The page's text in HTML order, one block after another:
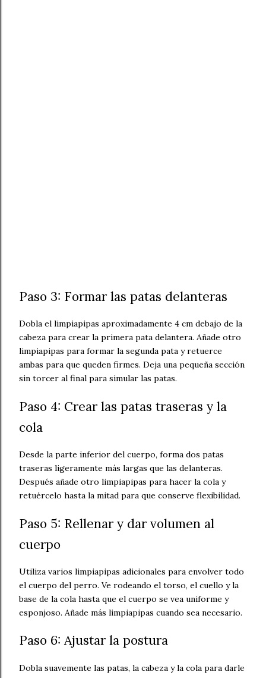
Paso 3: Formar las patas delanteras
Dobla el limpiapipas aproximadamente 4 cm debajo de la
cabeza para crear la primera pata delantera. Añade otro
limpiapipas para formar la segunda pata y retuerce
ambas para que queden firmes. Deja una pequeña sección
sin torcer al final para simular las patas.
Paso 4: Crear las patas traseras y la
cola
Desde la parte inferior del cuerpo, forma dos patas
traseras ligeramente más largas que las delanteras.
Después añade otro limpiapipas para hacer la cola y
retuércelo hasta la mitad para que conserve flexibilidad.
Paso 5: Rellenar y dar volumen al
cuerpo
Utiliza varios limpiapipas adicionales para envolver todo
el cuerpo del perro. Ve rodeando el torso, el cuello y la
base de la cola hasta que el cuerpo se vea uniforme y
esponjoso. Añade más limpiapipas cuando sea necesario.
Paso 6: Ajustar la postura
Dobla suavemente las patas, la cabeza y la cola para darle